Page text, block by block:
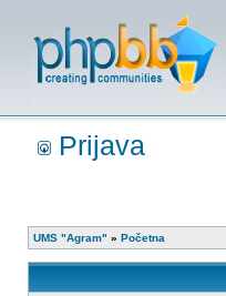
Prijava
UMS "Agram" » Početna